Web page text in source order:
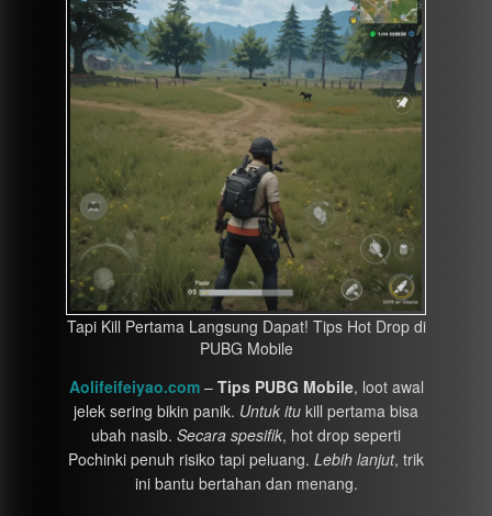
Tapi Kill Pertama Langsung Dapat! Tips Hot Drop di
PUBG Mobile
Aolifeifeiyao.com– Tips PUBG Mobile, loot awal
jelek sering bikin panik. Untuk itu kill pertama bisa
ubah nasib. Secara spesifik, hot drop seperti
Pochinki penuh risiko tapi peluang. Lebih lanjut, trik
ini bantu bertahan dan menang.